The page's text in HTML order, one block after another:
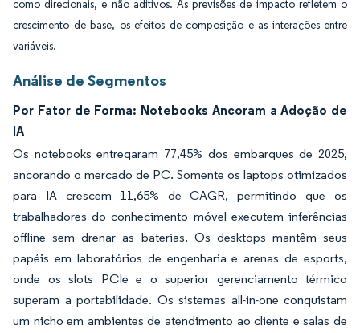
como direcionais, e não aditivos. As previsões de impacto refletem o
crescimento de base, os efeitos de composição e as interações entre
variáveis.
Análise de Segmentos
Por Fator de Forma: Notebooks Ancoram a Adoção de
IA
Os notebooks entregaram 77,45% dos embarques de 2025,
ancorando o mercado de PC. Somente os laptops otimizados
para IA crescem 11,65% de CAGR, permitindo que os
trabalhadores do conhecimento móvel executem inferências
offline sem drenar as baterias. Os desktops mantêm seus
papéis em laboratórios de engenharia e arenas de esports,
onde os slots PCIe e o superior gerenciamento térmico
superam a portabilidade. Os sistemas all-in-one conquistam
um nicho em ambientes de atendimento ao cliente e salas de